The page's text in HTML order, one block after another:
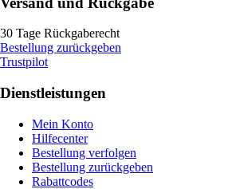
30 Tage Rückgaberecht
Bestellung zurückgeben
Trustpilot
Dienstleistungen
Mein Konto
Hilfecenter
Bestellung verfolgen
Bestellung zurückgeben
Rabattcodes